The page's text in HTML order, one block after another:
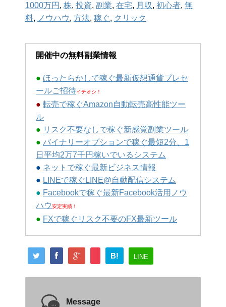
1000万円 , 株, 投資, 副業, 在宅, 月収, 初心者, 無
料, ノウハウ, 方法, 稼ぐ, クリック
開催中の無料副業情報
● ほったらかしで稼ぐ最新仮想通貨プレセ
ールご招待イチオシ！
● 転売で稼ぐAmazon自動転売高性能ツー
ル
● リスク不要なしで稼ぐ新感覚副業ツール
● バイナリーオプションで稼ぐ最短2分、1
日平均2万7千円稼いでいるシステム
● ネットで稼ぐ最新ビジネス情報
● LINEで稼ぐLINE@自動配信システム
● Facebookで稼ぐ最新Facebook活用ノウ
ハウ安定実績！
● FXで稼ぐリスク不要のFX最新ツール
B! LINE
Message